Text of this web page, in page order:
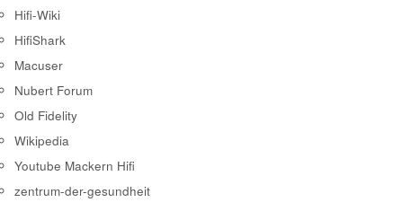
Hifi-Wiki
HifiShark
Macuser
Nubert Forum
Old Fidelity
Wikipedia
Youtube Mackern Hifi
zentrum-der-gesundheit